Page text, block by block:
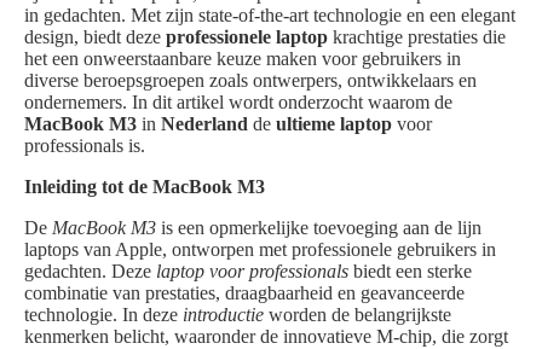
in gedachten. Met zijn state-of-the-art technologie en een elegant
design, biedt deze professionele laptop krachtige prestaties die
het een onweerstaanbare keuze maken voor gebruikers in
diverse beroepsgroepen zoals ontwerpers, ontwikkelaars en
ondernemers. In dit artikel wordt onderzocht waarom de
MacBook M3 in Nederland de ultieme laptop voor
professionals is.
Inleiding tot de MacBook M3
De MacBook M3 is een opmerkelijke toevoeging aan de lijn
laptops van Apple, ontworpen met professionele gebruikers in
gedachten. Deze laptop voor professionals biedt een sterke
combinatie van prestaties, draagbaarheid en geavanceerde
technologie. In deze introductie worden de belangrijkste
kenmerken belicht, waaronder de innovatieve M-chip, die zorgt